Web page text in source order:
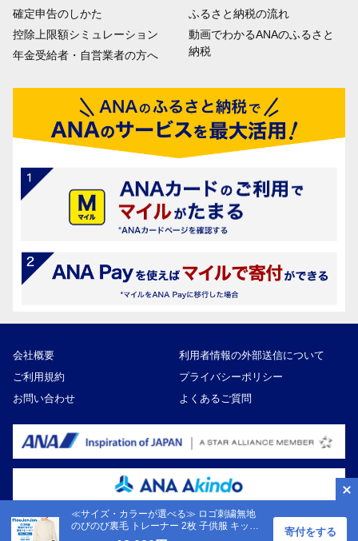
≪サイズ・カラーが選べる≫ ロゴ刺繍無地
のびのび裏毛 トレーナー 2枚 子供服 キッズ
子供用品 ベビー服 日本製 ジュニア 長袖 シ
寄付をする
確定申告のしかた
控除上限額シミュレーション
年金受給者・自営業者の方へ
ふるさと納税の流れ
動画でわかるANAのふるさと
納税
会社概要
利用者情報の外部送信について
ご利用規約
プライバシーポリシー
お問い合わせ
よくあるご質問
Copyright ©ANA Akindo Co., Ltd